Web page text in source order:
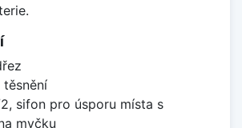
sifon pro úsporu místa s
myčku